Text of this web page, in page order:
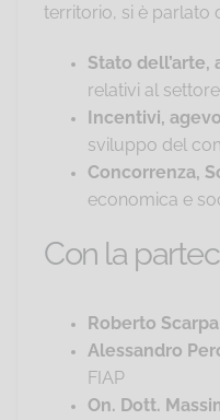
territorio, si è parlato
Stato
relativi al
Incentivi,
sviluppo del
Concorrenza,
economica e
Con la
Roberto Scarpa
Alessandro
FIAP
On. Dott.